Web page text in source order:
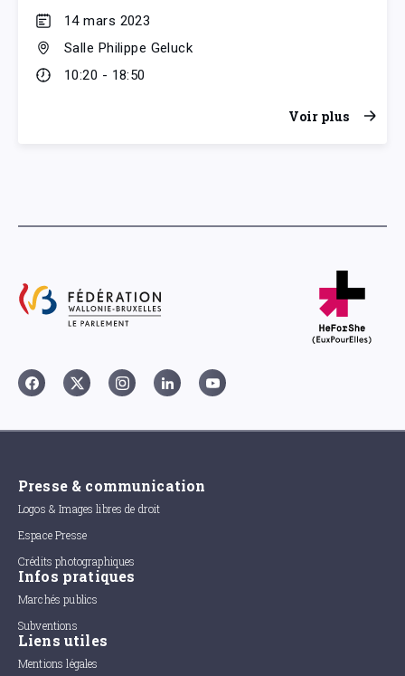
14 mars 2023
Salle Philippe Geluck
10:20 - 18:50
Voir plus
Presse & communication
Logos & Images libres de droit
Espace Presse
Crédits photographiques
Infos pratiques
Marchés publics
Subventions
Liens utiles
Mentions légales